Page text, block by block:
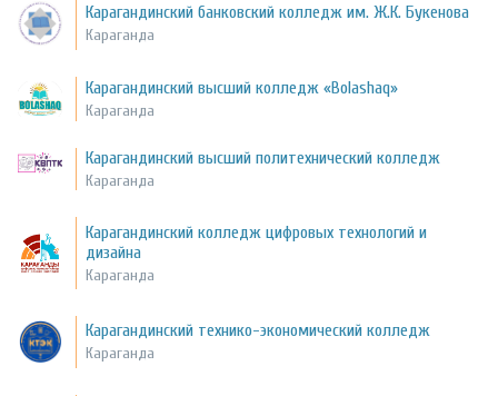
Карагандинский банковский колледж им. Ж.К. Букенова
Караганда
Карагандинский высший колледж «Bolashaq»
Караганда
Карагандинский высший политехнический колледж
Караганда
Карагандинский колледж цифровых технологий и
дизайна
Караганда
Карагандинский технико-экономический колледж
Караганда